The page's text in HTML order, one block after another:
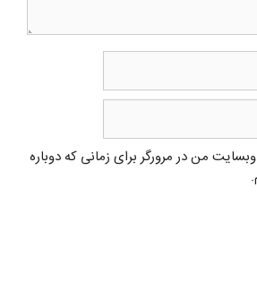
من در مرورگر برای زمانی که دوباره